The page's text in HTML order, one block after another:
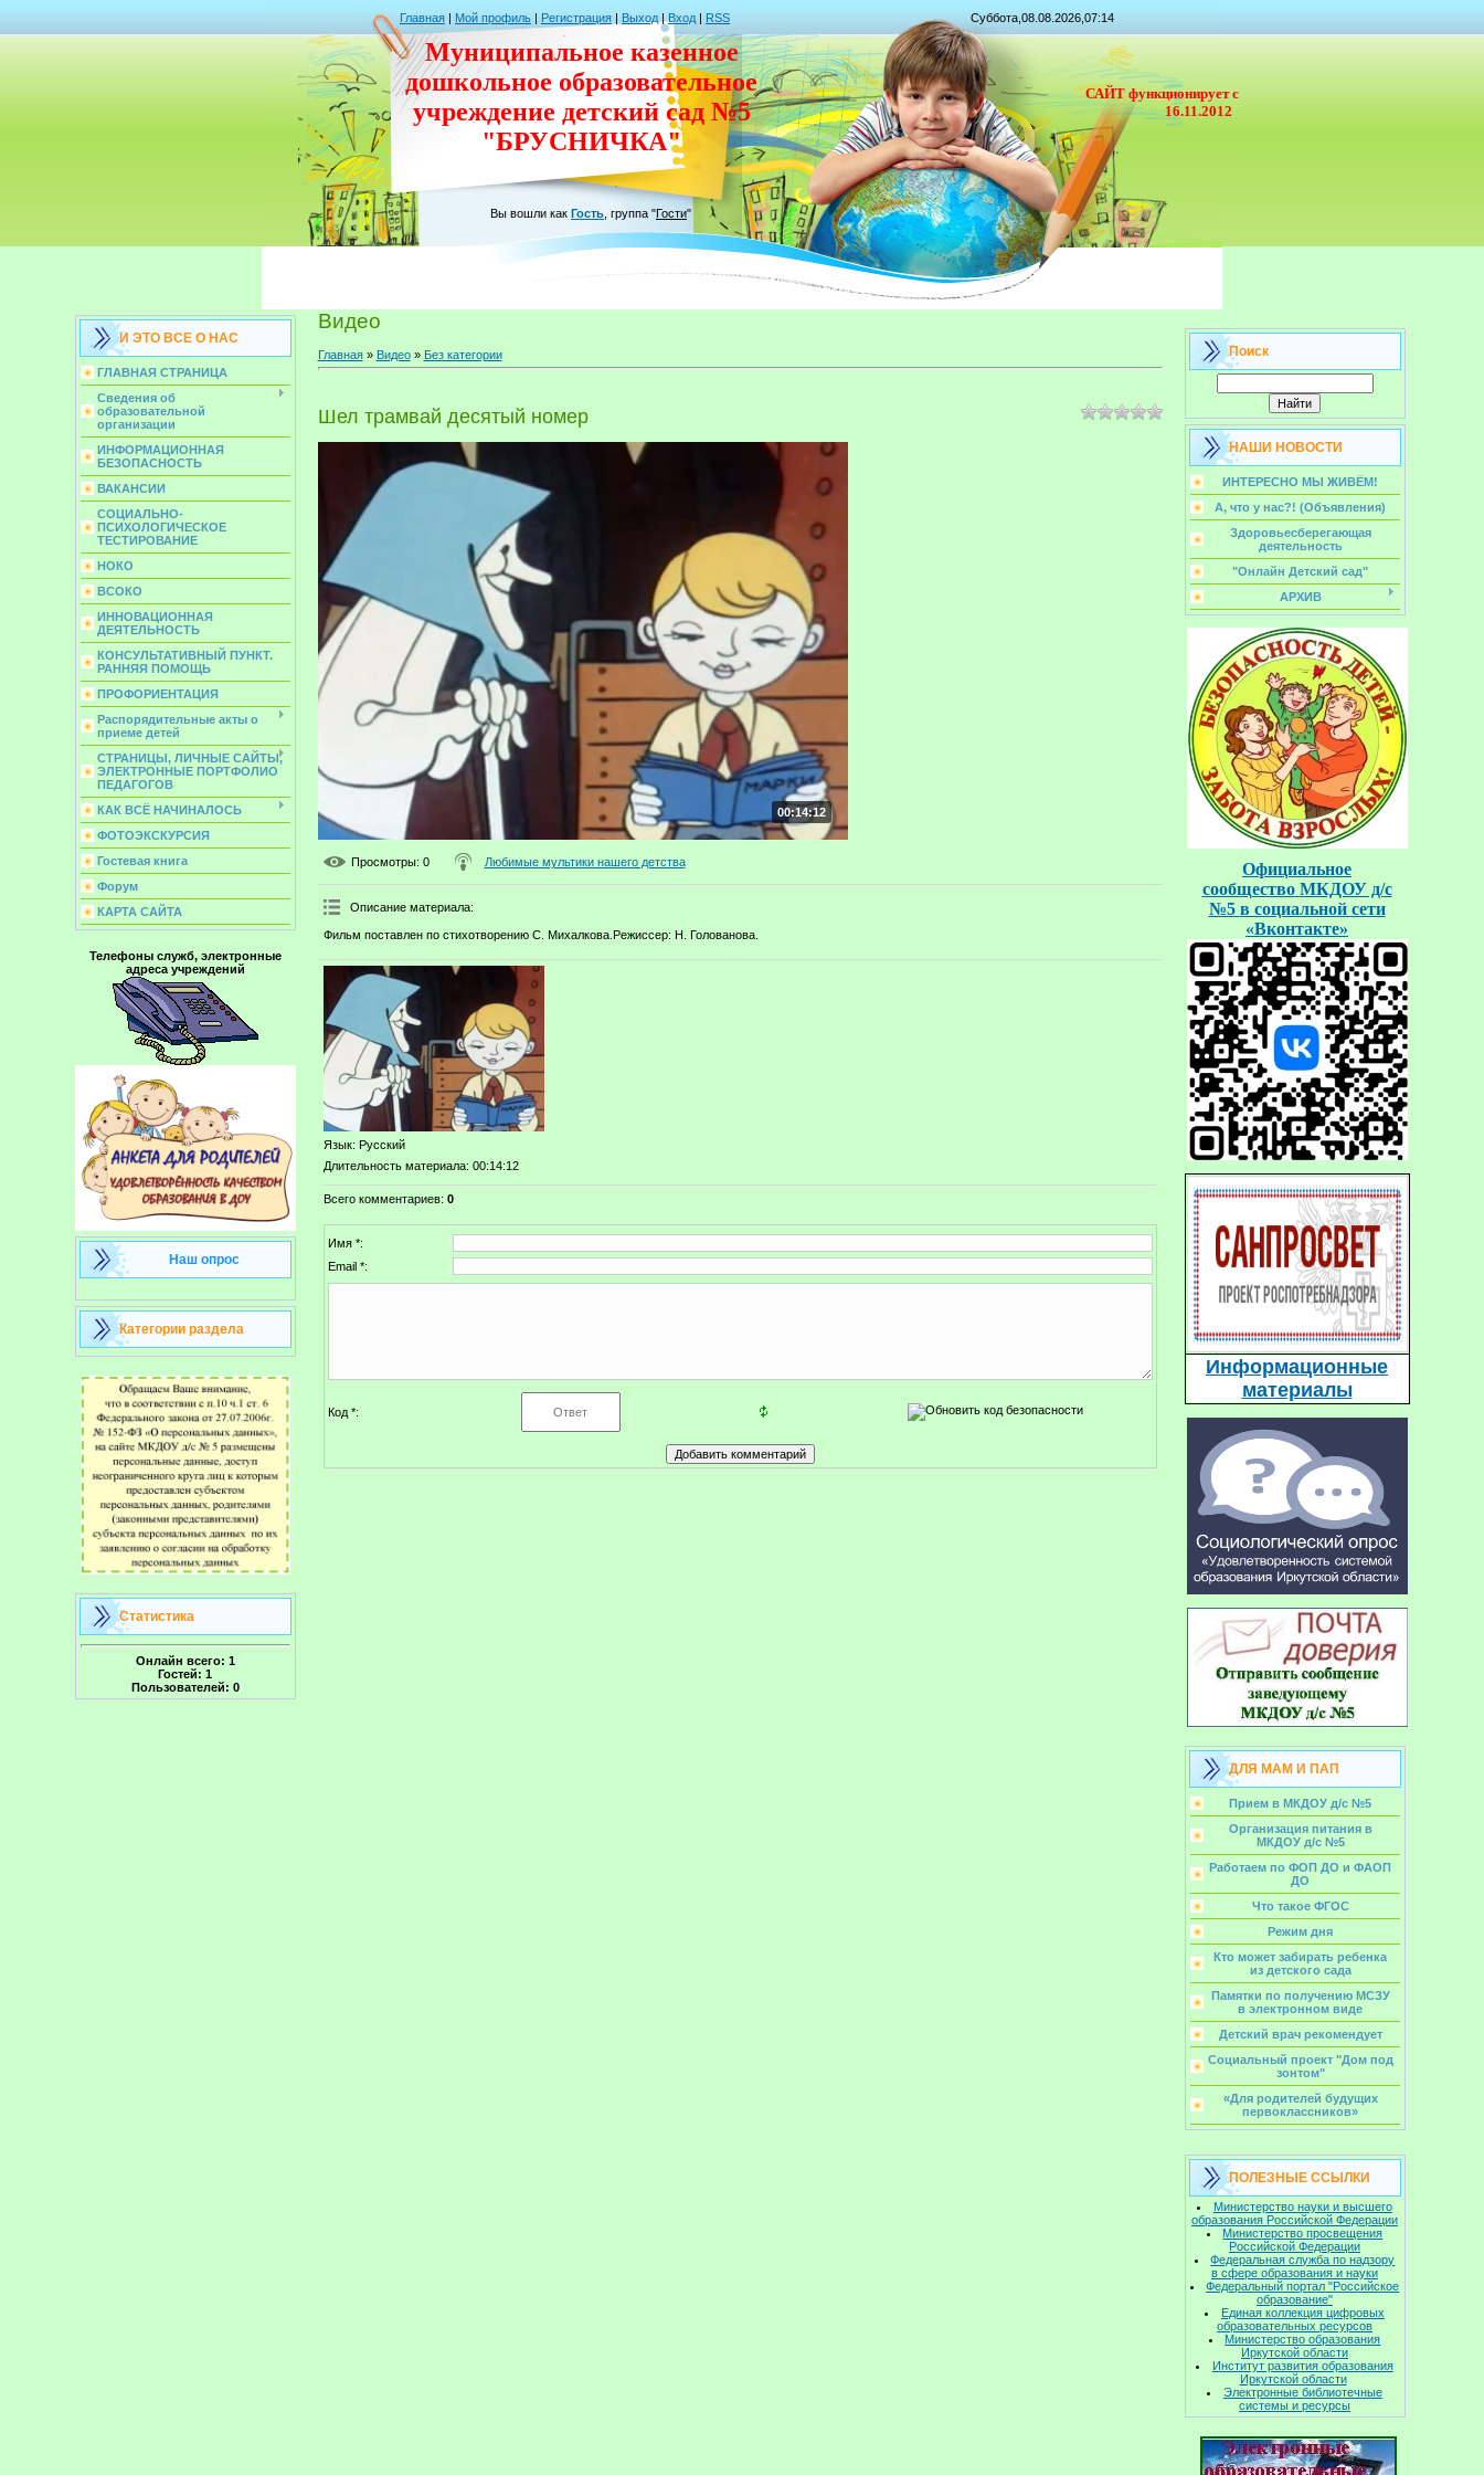
Главная | Мой профиль | Регистрация | Выход | Вход | RSS Суббота,08.08.2026,07:14
Муниципальное казенное
дошкольное образовательное
учреждение детский сад №5
"БРУСНИЧКА"
САЙТ функционирует с
16.11.2012
Вы вошли как Гость группа "Гости"
И ЭТО ВСЕ О НАС
ГЛАВНАЯ СТРАНИЦА
Сведения об
образовательной
организации
ИНФОРМАЦИОННАЯ
БЕЗОПАСНОСТЬ
ВАКАНСИИ
СОЦИАЛЬНО-
ПСИХОЛОГИЧЕСКОЕ
ТЕСТИРОВАНИЕ
НОКО
ВСОКО
ИННОВАЦИОННАЯ
ДЕЯТЕЛЬНОСТЬ
КОНСУЛЬТАТИВНЫЙ ПУНКТ.
РАННЯЯ ПОМОЩЬ
ПРОФОРИЕНТАЦИЯ
Распорядительные акты о
приеме детей
СТРАНИЦЫ, ЛИЧНЫЕ САЙТЫ,
ЭЛЕКТРОННЫЕ ПОРТФОЛИО
ПЕДАГОГОВ
КАК ВСЁ НАЧИНАЛОСЬ
ФОТОЭКСКУРСИЯ
Гостевая книга
Форум
КАРТА САЙТА
Телефоны служб, электронные
адреса учреждений
Наш опрос
Категории раздела
Статистика
Онлайн всего: 1
Гостей: 1
Пользователей: 0
Видео
Главная» Видео» Без категории
Шел трамвай десятый номер
00:14:12
Просмотры: 0 Любимые мультики нашего детства
Описание материала:
Фильм поставлен по стихотворению С. Михалкова.Режиссер: Н. Голованова.
Язык: Русский
Длительность материала: 00:14:12
Всего комментариев: 0
Имя *:
Email *:
Код *:
Поиск
НАШИ НОВОСТИ
ИНТЕРЕСНО МЫ ЖИВЁМ!
А, что у нас?! (Объявления)
Здоровьесберегающая
деятельность
"Онлайн Детский сад"
АРХИВ
Официальное
сообщество МКДОУ д/с
№5 в социальной сети
«Вконтакте»
Информационные
материалы
ДЛЯ МАМ И ПАП
Прием в МКДОУ д/с №5
Организация питания в
МКДОУ д/с №5
Работаем по ФОП ДО и ФАОП
ДО
Что такое ФГОС
Режим дня
Кто может забирать ребенка
из детского сада
Памятки по получению МСЗУ
в электронном виде
Детский врач рекомендует
Социальный проект "Дом под
зонтом"
«Для родителей будущих
первоклассников»
ПОЛЕЗНЫЕ ССЫЛКИ
Министерство науки и высшего
образования Российской Федерации
Министерство просвещения
Российской Федерации
Федеральная служба по надзору
в сфере образования и науки
Федеральный портал "Российское
образование"
Единая коллекция цифровых
образовательных ресурсов
Министерство образования
Иркутской области
Институт развития образования
Иркутской области
Электронные библиотечные
системы и ресурсы